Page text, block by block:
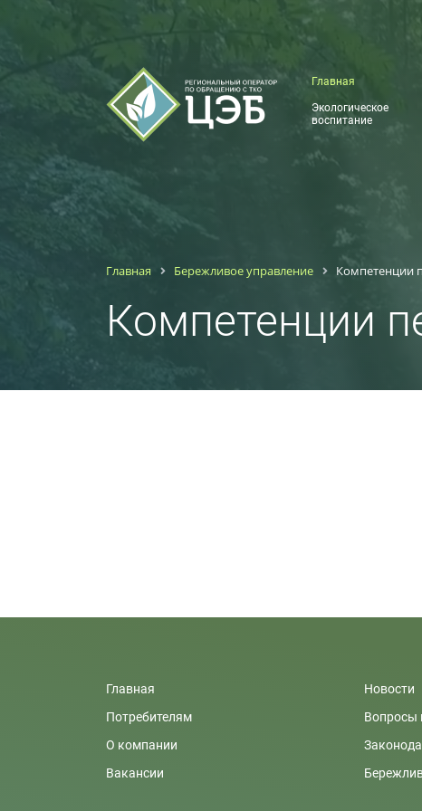
Главная
Экологическое
воспитание
Главная Бережливое управление Компетенции
Компетенции
Главная
Потребителям
О компании
Вакансии
Новости
Вопросы